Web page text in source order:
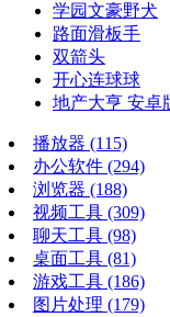
学园文豪野犬
路面滑板手
双箭头
开心连球球
地产大亨 安卓
播放器 (115)
办公软件 (294)
浏览器 (188)
视频工具 (309)
聊天工具 (98)
桌面工具 (81)
游戏工具 (186)
图片处理 (179)